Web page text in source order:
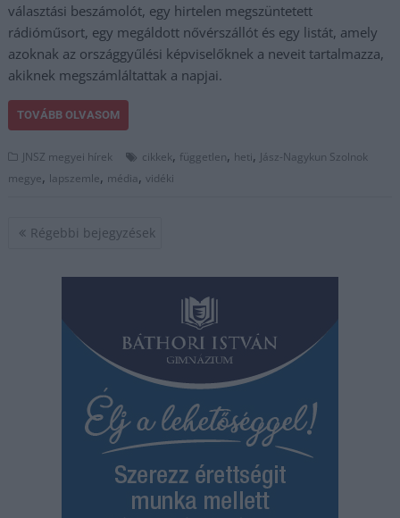
választási beszámolót, egy hirtelen megszüntetett
rádióműsort, egy megáldott nővérszállót és egy listát, amely
azoknak az országgyűlési képviselőknek a neveit tartalmazza,
akiknek megszámláltattak a napjai.
TOVÁBB OLVASOM
JNSZ megyei hírek cikkek, független, heti, Jász-Nagykun Szolnok
megye, lapszemle, média,vidéki
Bejegyzés
Régebbi bejegyzések